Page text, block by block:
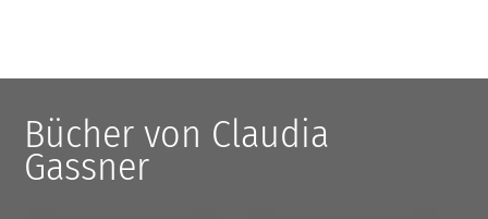
Bücher von Claudia
Gassner